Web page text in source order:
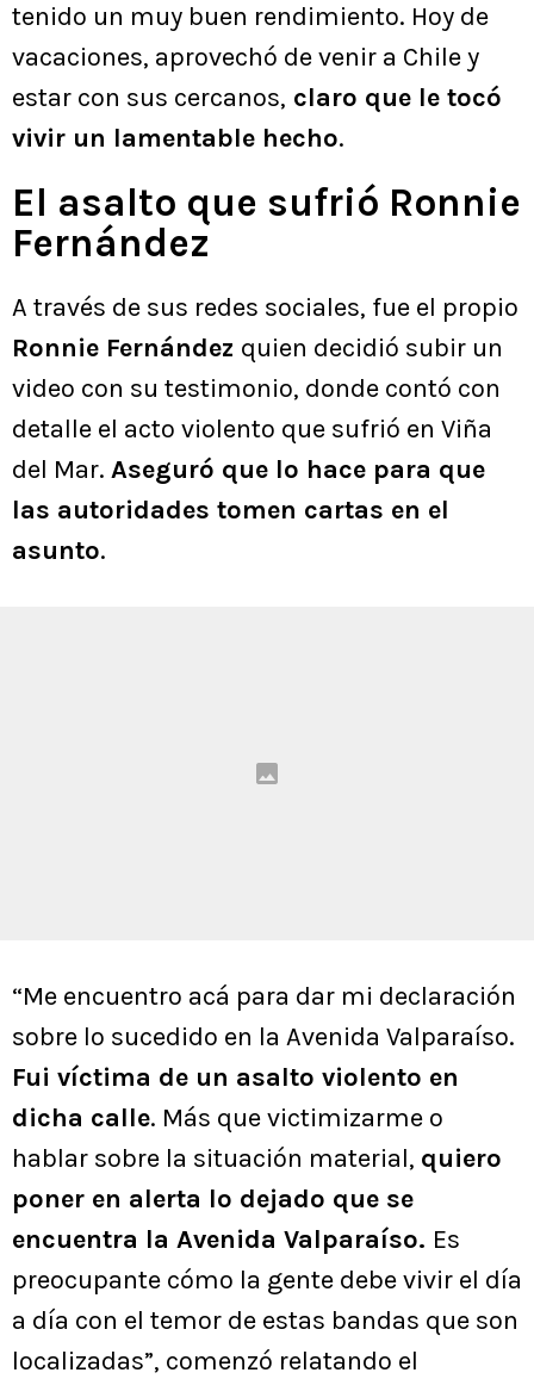
tenido un muy buen rendimiento. Hoy de
vacaciones, aprovechó de venir a Chile y
estar con sus cercanos, claro que le tocó
vivir un lamentable hecho.
El asalto que sufrió Ronnie
Fernández
A través de sus redes sociales, fue el propio
Ronnie Fernández quien decidió subir un
video con su testimonio, donde contó con
detalle el acto violento que sufrió en Viña
del Mar. Aseguró que lo hace para que
las autoridades tomen cartas en el
asunto.
“Me encuentro acá para dar mi declaración
sobre lo sucedido en la Avenida Valparaíso.
Fui víctima de un asalto violento en
dicha calle. Más que victimizarme o
hablar sobre la situación material, quiero
poner en alerta lo dejado que se
encuentra la Avenida Valparaíso. Es
preocupante cómo la gente debe vivir el día
a día con el temor de estas bandas que son
localizadas”, comenzó relatando el